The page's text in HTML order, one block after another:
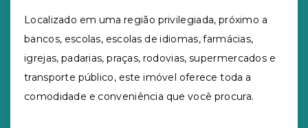
Localizado em uma região privilegiada, próximo a
bancos, escolas, escolas de idiomas, farmácias,
igrejas, padarias, praças, rodovias, supermercados e
transporte público, este imóvel oferece toda a
comodidade e conveniência que você procura.